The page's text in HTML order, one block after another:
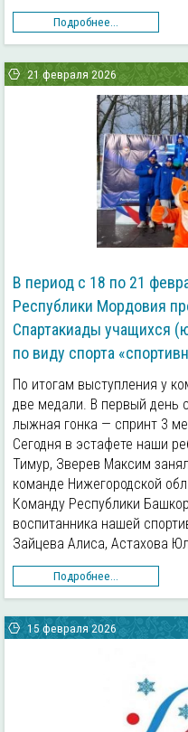
Подробнее...
21 февраля 2026
В период с 18 по 21
Республики Мордовия
Спартакиады учащихся
по виду спорта
По итогам выступления у
две медали. В первый день
лыжная гонка — спринт 3
Сегодня в эстафете наши
Тимур, Зверев Максим
команде Нижегородской
Команду Республики
воспитанника нашей
Зайцева Алиса, Астахова
Подробнее...
15 февраля 2026